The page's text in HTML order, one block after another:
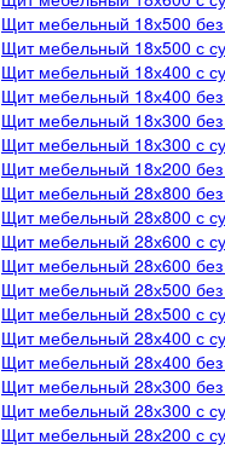
Щит мебельный 18х500 без
Щит мебельный 18х500 с
Щит мебельный 18х400 с
Щит мебельный 18х400 без
Щит мебельный 18х300 без
Щит мебельный 18х300 с
Щит мебельный 18х200 без
Щит мебельный 28х800 без
Щит мебельный 28х800 с
Щит мебельный 28х600 с
Щит мебельный 28х600 без
Щит мебельный 28х500 без
Щит мебельный 28х500 с
Щит мебельный 28х400 с
Щит мебельный 28х400 без
Щит мебельный 28х300 без
Щит мебельный 28х300 с
Щит мебельный 28х200 с